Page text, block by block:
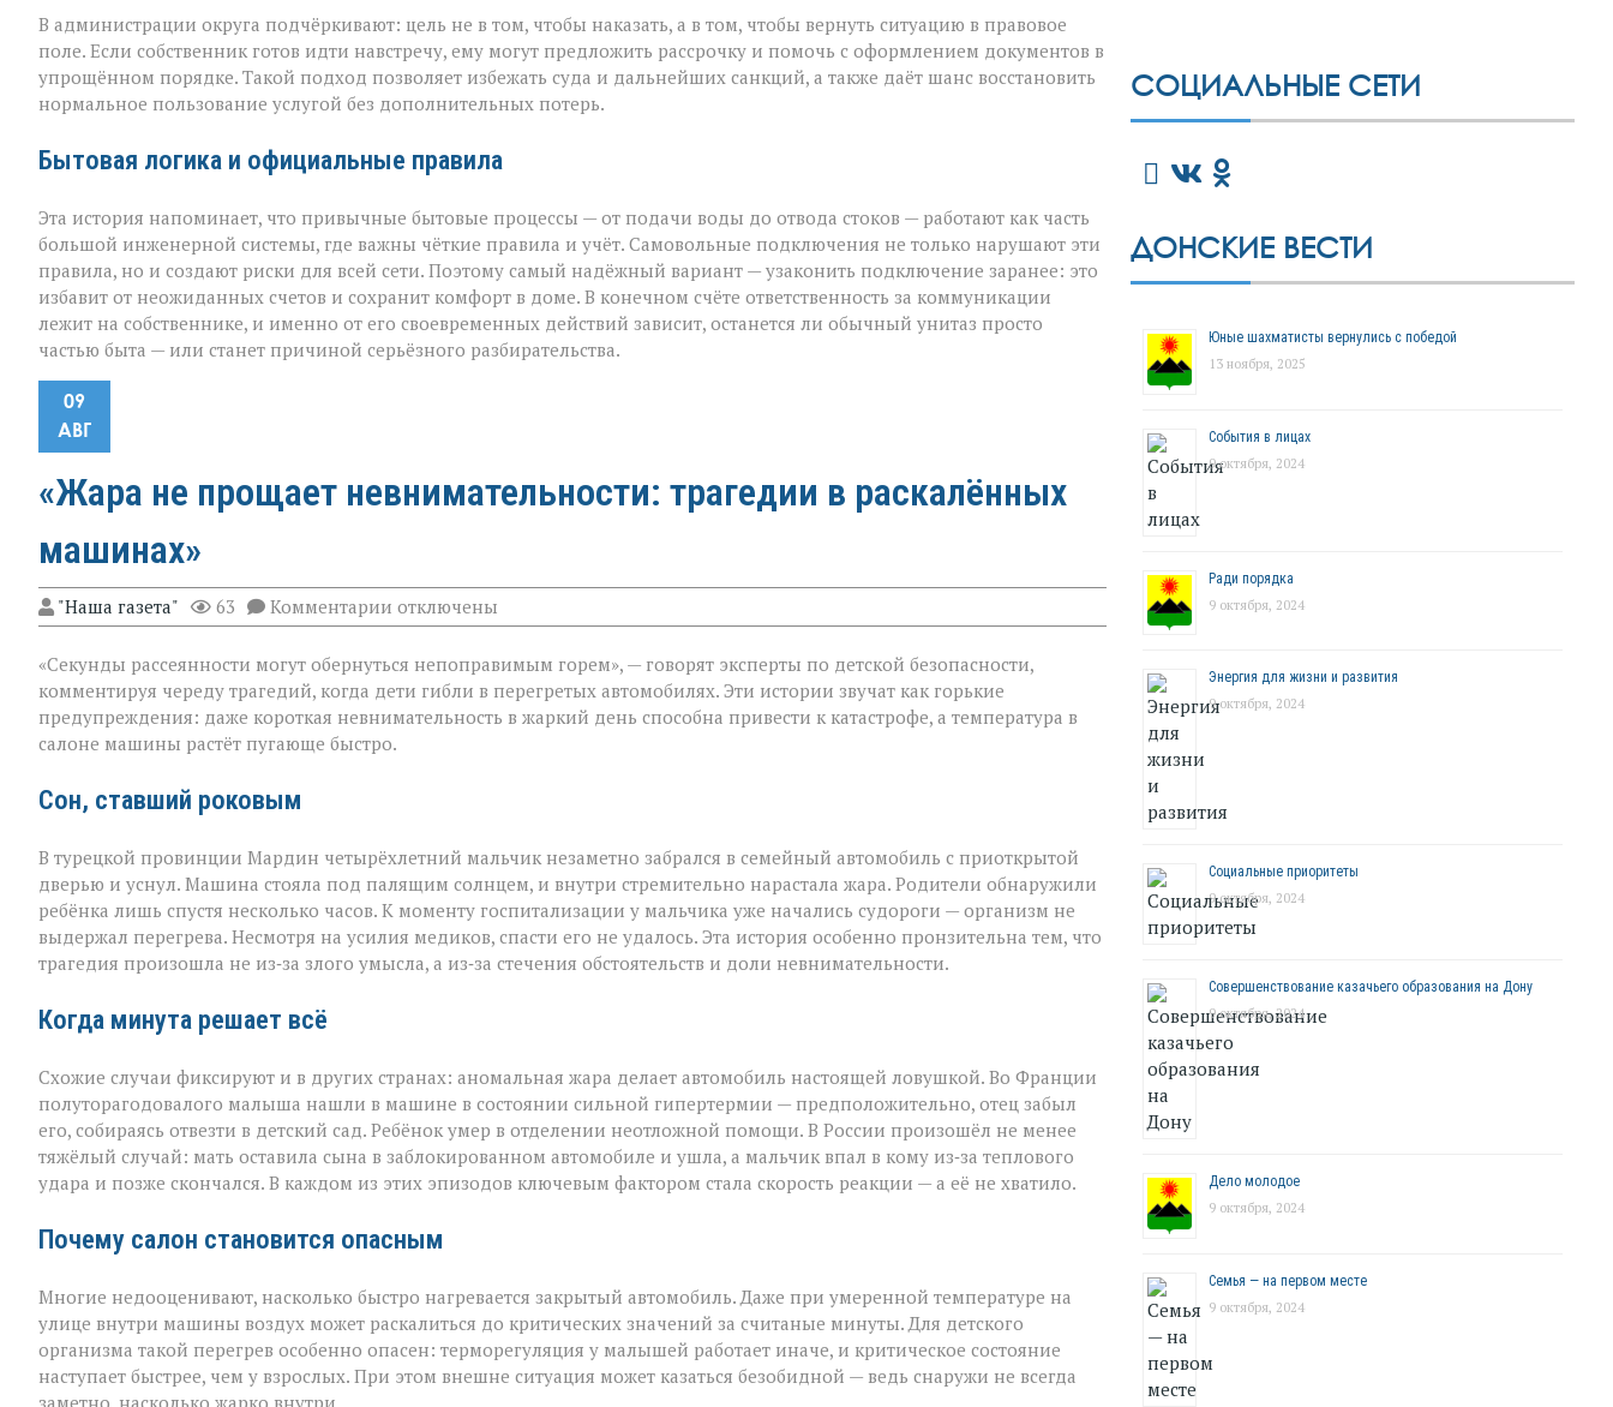
В администрации округа подчёркивают: цель не в том, чтобы наказать, а в том, чтобы вернуть ситуацию в правовое
поле. Если собственник готов идти навстречу, ему могут предложить рассрочку и помочь с оформлением документов в
упрощённом порядке. Такой подход позволяет избежать суда и дальнейших санкций, а также даёт шанс восстановить
нормальное пользование услугой без дополнительных потерь.
Бытовая логика и официальные правила
Эта история напоминает, что привычные бытовые процессы — от подачи воды до отвода стоков — работают как часть
большой инженерной системы, где важны чёткие правила и учёт. Самовольные подключения не только нарушают эти
правила, но и создают риски для всей сети. Поэтому самый надёжный вариант — узаконить подключение заранее: это
избавит от неожиданных счетов и сохранит комфорт в доме. В конечном счёте ответственность за коммуникации
лежит на собственнике, и именно от его своевременных действий зависит, останется ли обычный унитаз просто
частью быта — или станет причиной серьёзного разбирательства.
09
АВГ
«Жара не прощает невнимательности: трагедии в раскалённых
машинах»
"Наша газета" 63 Комментарии к
записи
не
прощает
невнимательности:
трагедии
в
отключены
«Секунды рассеянности могут обернуться непоправимым горем», — говорят эксперты по детской безопасности,
комментируя череду трагедий, когда дети гибли в перегретых автомобилях. Эти истории звучат как горькие
предупреждения: даже короткая невнимательность в жаркий день способна привести к катастрофе, а температура в
салоне машины растёт пугающе быстро.
Сон, ставший роковым
В турецкой провинции Мардин четырёхлетний мальчик незаметно забрался в семейный автомобиль с приоткрытой
дверью и уснул. Машина стояла под палящим солнцем, и внутри стремительно нарастала жара. Родители обнаружили
ребёнка лишь спустя несколько часов. К моменту госпитализации у мальчика уже начались судороги — организм не
выдержал перегрева. Несмотря на усилия медиков, спасти его не удалось. Эта история особенно пронзительна тем, что
трагедия произошла не из‑за злого умысла, а из‑за стечения обстоятельств и доли невнимательности.
Когда минута решает всё
Схожие случаи фиксируют и в других странах: аномальная жара делает автомобиль настоящей ловушкой. Во Франции
полуторагодовалого малыша нашли в машине в состоянии сильной гипертермии — предположительно, отец забыл
его, собираясь отвезти в детский сад. Ребёнок умер в отделении неотложной помощи. В России произошёл не менее
тяжёлый случай: мать оставила сына в заблокированном автомобиле и ушла, а мальчик впал в кому из‑за теплового
удара и позже скончался. В каждом из этих эпизодов ключевым фактором стала скорость реакции — а её не хватило.
Почему салон становится опасным
Многие недооценивают, насколько быстро нагревается закрытый автомобиль. Даже при умеренной температуре на
улице внутри машины воздух может раскалиться до критических значений за считаные минуты. Для детского
организма такой перегрев особенно опасен: терморегуляция у малышей работает иначе, и критическое состояние
наступает быстрее, чем у взрослых. При этом внешне ситуация может казаться безобидной — ведь снаружи не всегда
СОЦИАЛЬНЫЕ СЕТИ
ДОНСКИЕ ВЕСТИ
Юные шахматисты вернулись с победой
13 ноября, 2025
События в лицах
9 октября, 2024
Ради порядка
9 октября, 2024
Энергия для жизни и развития
9 октября, 2024
Социальные приоритеты
9 октября, 2024
Совершенствование казачьего образования на Дону
9 октября, 2024
Дело молодое
9 октября, 2024
Семья — на первом месте
9 октября, 2024